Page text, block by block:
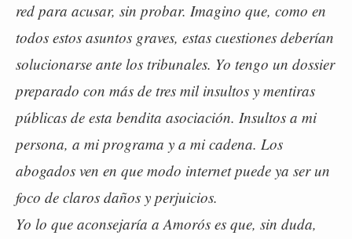
red para acusar, sin probar. Imagino que, como en
todos estos asuntos graves, estas cuestiones deberían
solucionarse ante los tribunales. Yo tengo un dossier
preparado con más de tres mil insultos y mentiras
públicas de esta bendita asociación. Insultos a mi
persona, a mi programa y a mi cadena. Los
abogados ven en que modo internet puede ya ser un
foco de claros daños y perjuicios.
Yo lo que aconsejaría a Amorós es que, sin duda,